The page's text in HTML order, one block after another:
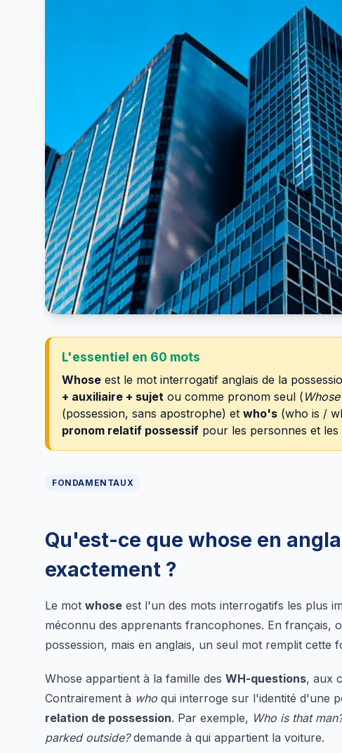
L'essentiel en 60 mots
Whose est le mot interrogatif anglais de la
+ auxiliaire + sujet ou comme pronom seul (
(possession, sans apostrophe) et who's (who is /
pronom relatif possessif pour les personnes et les
FONDAMENTAUX
Qu'est-ce que whose en
exactement ?
Le mot whose est l'un des mots interrogatifs les plus
méconnu des apprenants francophones. En français,
possession, mais en anglais, un seul mot remplit cette
Whose appartient à la famille des WH-questions, aux
Contrairement à who qui interroge sur l'identité d'une
relation de possession. Par exemple, Who is that
parked outside?demande à qui appartient la voiture.